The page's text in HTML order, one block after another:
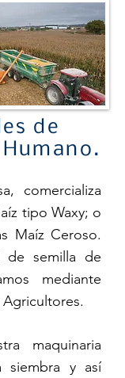
de
comercializa
tipo Waxy; o
Maíz Ceroso.
de semilla de
mediante
maquinaria
siembra y así